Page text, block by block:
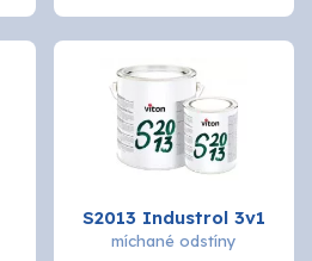
S2013 Industrol 3v1
míchané odstíny